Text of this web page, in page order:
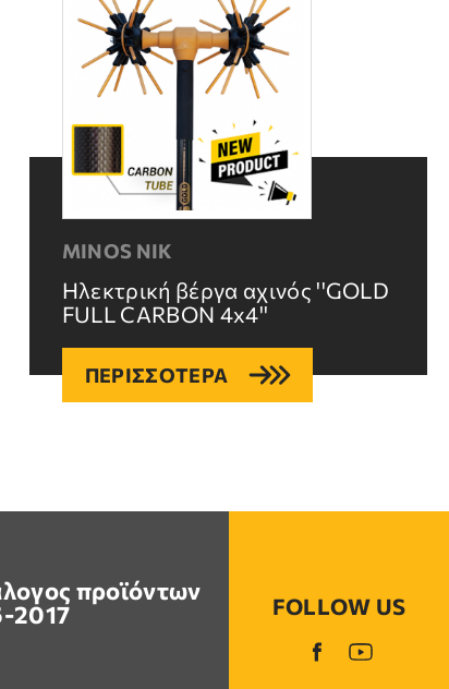
MINOS NIK
Ηλεκτρική βέργα αχινός ''GOLD
FULL CARBON 4x4''
ΠΕΡΙΣΣΟΤΕΡΑ
προϊόντων
2017
FOLLOW US